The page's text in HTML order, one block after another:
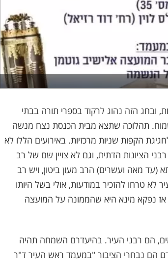
ובחג הזה נהוג לרקוד בספרי תורה בבתי
תהלוכה שתצא מבית הכנסת נצח מנשה
הקפות שניות מרכזיות. באירועים הללו לא
הציונות הדתית, וגם לא צויין שם של רב
מאה ועשרים) הרב מעון ביטון, ויש רב
טרחו להזכיר במודעות, אולי בשל היותו
אז נפקא מינא היא שהממונה על המועצה
הם רבני העיר. בהיעדרם השמחה תהיה
הם נבחרי הציבור "במעמד ראש העיר ד"ר